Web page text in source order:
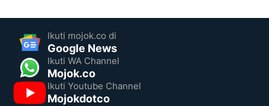
Ikuti mojok.co di
Google News
Ikuti WA Channel
Mojok.co
Ikuti Youtube Channel
Mojokdotco